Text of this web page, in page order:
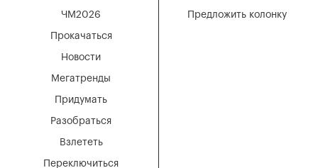
Мегатренды
Придумать
Разобраться
Взлететь
Новости
Переключиться
ЧМ2026
Прокачаться
Предложить колонку